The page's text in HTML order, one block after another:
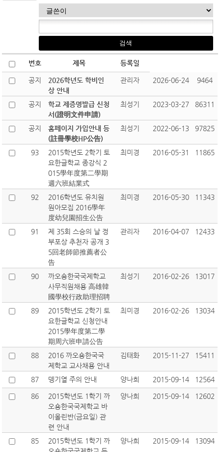
번호 제목 등록일
공지
2026학년도 학비인
상 안내
관리자 2026-06-24 9464
공지
학교 제증명발급 신청
서(證明文件申請)
최성기 2023-03-27 86311
공지
홈페이지 가입안내 등
(註冊學校HP公告)
최성기 2022-06-13 97825
93
2015학년도 2학기 토
요한글학교 종강식 2
015學年度第二學期
週六班結業式
최미경 2016-05-31 11865
92
2016학년도 유치원
원아모집 2016學年
度幼兒園招生公告
최미경 2016-05-30 11343
91
제 35회 스승의 날 정
부포상 추천자 공개 3
5回老師節推薦者公
告
관리자 2016-04-07 12433
90
까오숑한국국제학교
사무직원채용 高雄韓
國學校行政助理招聘
최성기 2016-02-26 13017
89
2015학년도 2학기 토
요한글학교 신청안내
2015學年度第二學
期周六班申請公告
최미경 2016-02-26 13034
88
2016 까오숑한국국
제학교 교사채용 안내
김태화 2015-11-27 15411
87 뎅기열 주의 안내 양나희 2015-09-14 12564
86
2015학년도 1학기 까
오숑한국국제학교 바
이올린반(금요일) 관
련 안내
양나희 2015-09-14 12602
85
2015학년도 1학기 까
양나희 2015-09-14 13094